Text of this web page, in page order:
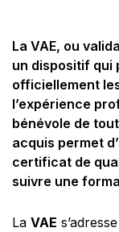
La VAE, ou
un dispositif qui
officiellement
l’expérience
bénévole de
acquis permet
certificat de
suivre une
La VAE